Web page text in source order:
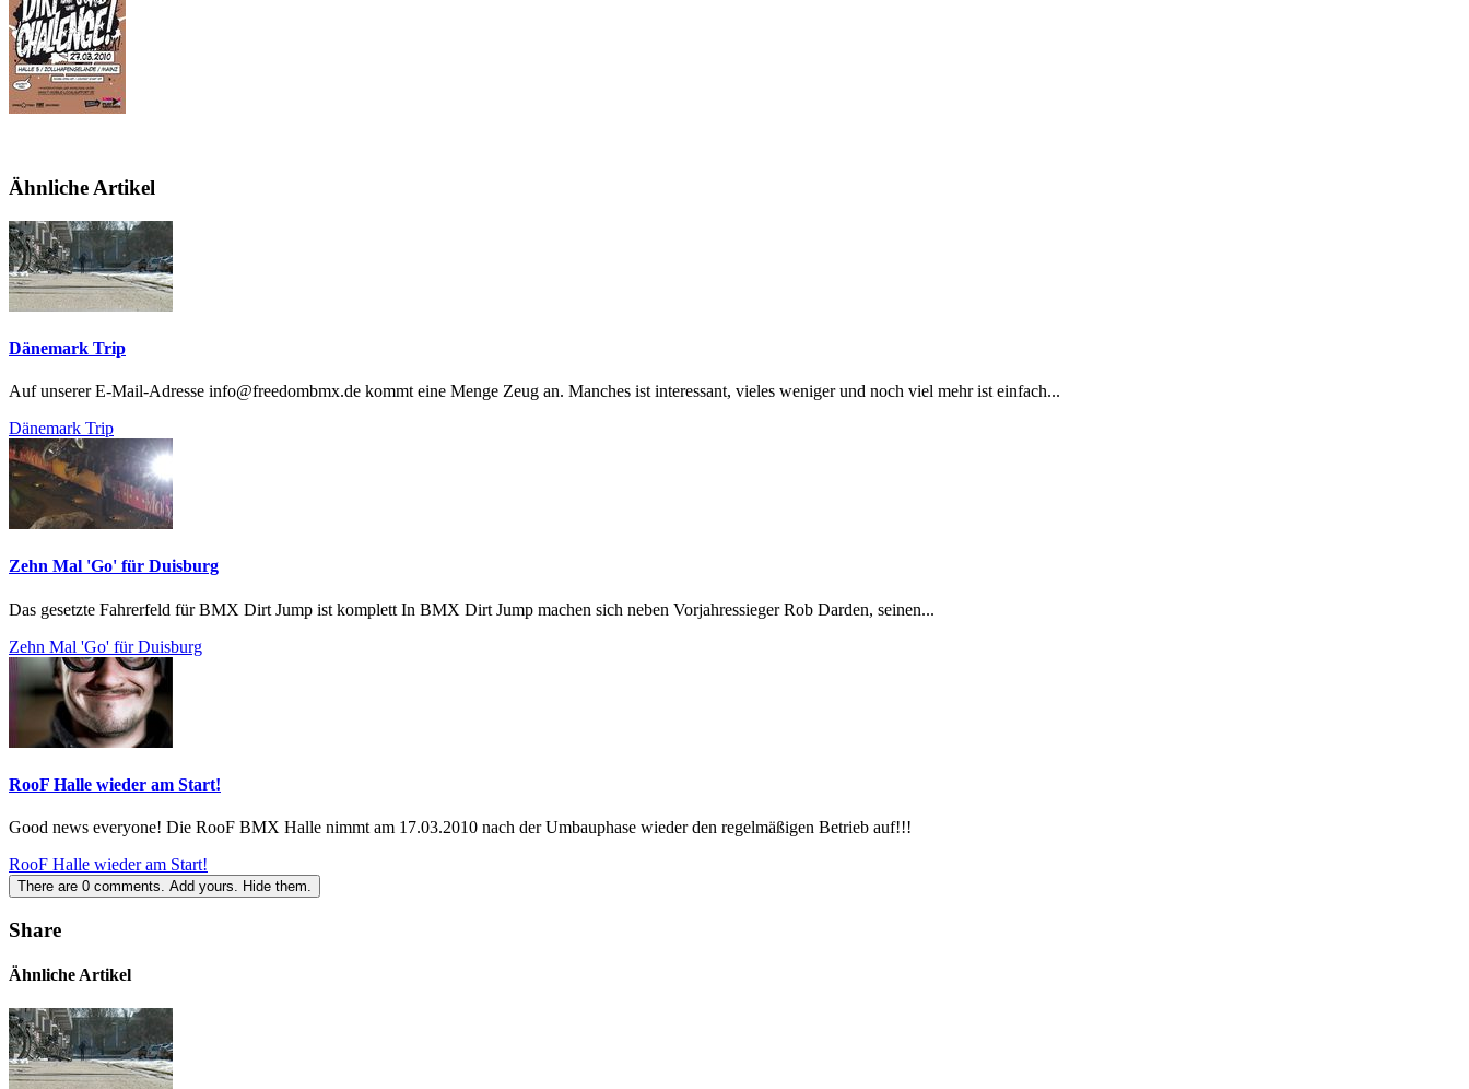
Ähnliche Artikel
Dänemark Trip
Auf unserer E-Mail-Adresse info@freedombmx.de kommt eine Menge Zeug an. Manches ist interessant, vieles weniger und noch viel mehr ist einfach...
Dänemark Trip
Zehn Mal 'Go' für Duisburg
Das gesetzte Fahrerfeld für BMX Dirt Jump ist komplett In BMX Dirt Jump machen sich neben Vorjahressieger Rob Darden, seinen...
Zehn Mal 'Go' für Duisburg
RooF Halle wieder am Start!
Good news everyone! Die RooF BMX Halle nimmt am 17.03.2010 nach der Umbauphase wieder den regelmäßigen Betrieb auf!!!
RooF Halle wieder am Start!
There are 0 comments. Add yours. Hide them.
Share
Ähnliche Artikel